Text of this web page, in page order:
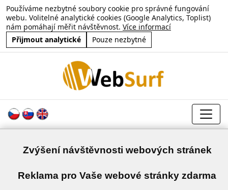
Používáme nezbytné soubory cookie pro správné fungování
webu. Volitelné analytické cookies (Google Analytics, Toplist)
nám pomáhají měřit návštěvnost. Více informací
Přijmout analytické
Pouze nezbytné
Zvýšení návštěvnosti webových stránek
Reklama pro Vaše webové stránky zdarma